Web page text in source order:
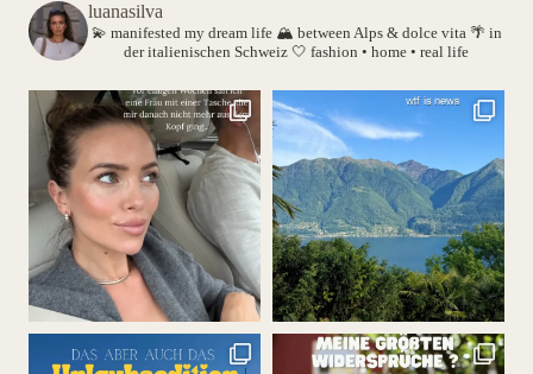
luanasilva
💫 manifested my dream life 🏔️ between Alps & dolce vita 🌴 in
der italienischen Schweiz 🤍 fashion • home • real life